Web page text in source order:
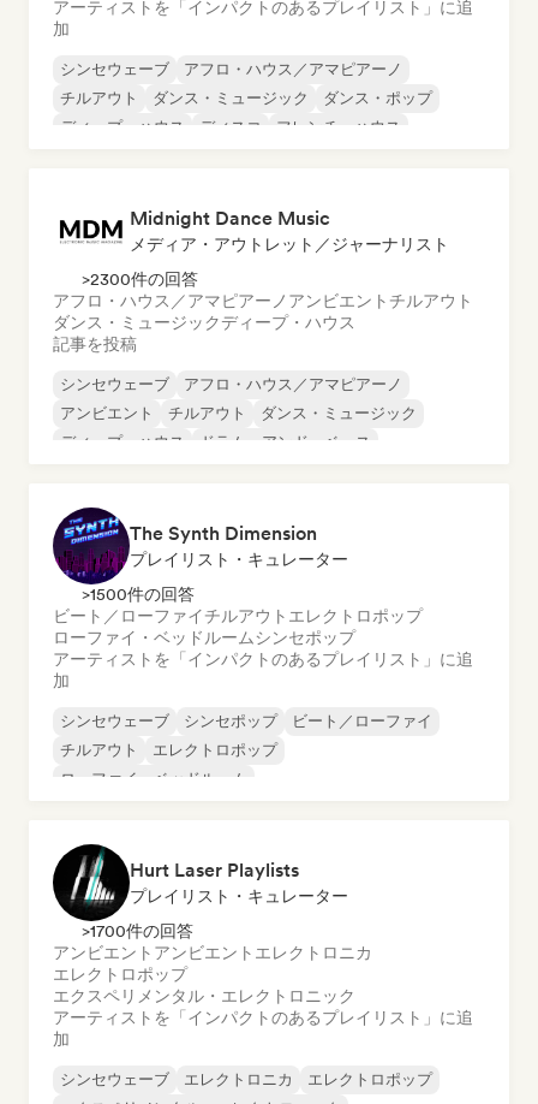
アーティストを「インパクトのあるプレイリスト」に追
加
シンセウェーブ
アフロ・ハウス／アマピアーノ
チルアウト
ダンス・ミュージック
ダンス・ポップ
ディープ・ハウス
ディスコ フレンチ・ハウス
Midnight Dance Music
メディア・アウトレット／ジャーナリスト
>2300件の回答
アフロ・ハウス／アマピアーノ アンビエント チルアウト
ダンス・ミュージックディープ・ハウス
記事を投稿
シンセウェーブ
アフロ・ハウス／アマピアーノ
アンビエント
チルアウト
ダンス・ミュージック
ディープ・ハウス
ドラム・アンド・ベース
The Synth Dimension
プレイリスト・キュレーター
>1500件の回答
ビート／ローファイチルアウト エレクトロポップ
ローファイ・ベッドルームシンセポップ
アーティストを「インパクトのあるプレイリスト」に追
加
シンセウェーブ シンセポップ
ビート／ローファイ
チルアウト
エレクトロポップ
ローファイ・ベッドルーム
Hurt Laser Playlists
プレイリスト・キュレーター
>1700件の回答
アンビエント アンビエント エレクトロニカ
エレクトロポップ
エクスペリメンタル・エレクトロニック
アーティストを「インパクトのあるプレイリスト」に追
加
シンセウェーブ エレクトロニカ
エレクトロポップ